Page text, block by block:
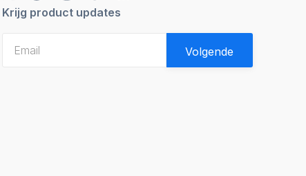
Krijg product updates
Volgende